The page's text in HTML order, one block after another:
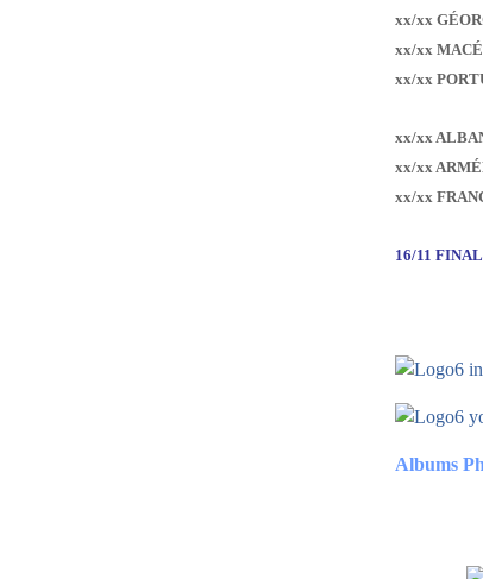
xx/xx
xx/xx
xx/xx
xx/xx
xx/xx
xx/xx
16/11
Albums